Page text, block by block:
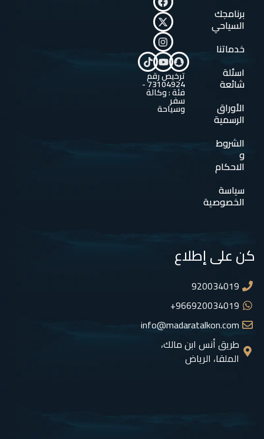
برنامجك
السياحي
خدماتنا
اسئلة
شائعة
الأوراق
الرسمية
الشروط
و
الاحكام
سياسة
الخصوصية
ترخيص رقم
73104924 -
فئة : وكالة
سفر
وسياحة
كن على إطلاع
920034019
966920034019+
info@madaratalkon.com
طريق أنس ابن مالك،
الملقا، الرياض